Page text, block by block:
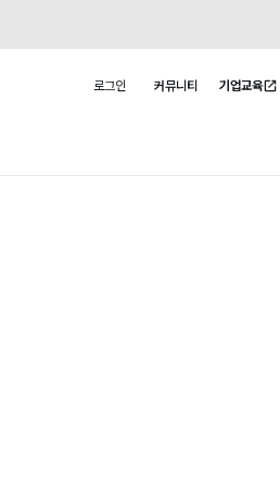
로그인 커뮤니티 기업교육